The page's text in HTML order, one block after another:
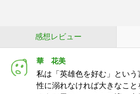
感想レビュー
華 花美
私は「英雄色を好む」とい
性に溺れなければ大きなこ